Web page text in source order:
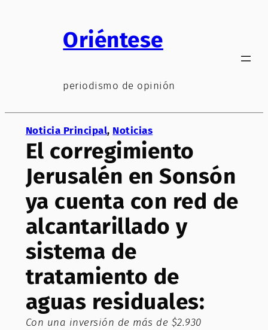
Oriéntese
periodismo de opinión
Noticia Principal, Noticias
El corregimiento
Jerusalén en Sonsón
ya cuenta con red de
alcantarillado y
sistema de
tratamiento de
aguas residuales:
Con una inversión de más de $2.930